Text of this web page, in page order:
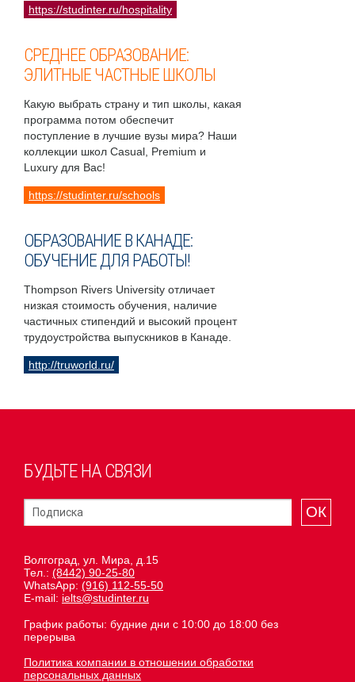
https://studinter.ru/hospitality
СРЕДНЕЕ ОБРАЗОВАНИЕ:
ЭЛИТНЫЕ ЧАСТНЫЕ ШКОЛЫ
Какую выбрать страну и тип школы, какая
программа потом обеспечит
поступление в лучшие вузы мира? Наши
коллекции школ Casual, Premium и
Luxury для Вас!
https://studinter.ru/schools
ОБРАЗОВАНИЕ В КАНАДЕ:
ОБУЧЕНИЕ ДЛЯ РАБОТЫ!
Thompson Rivers University отличает
низкая стоимость обучения, наличие
частичных стипендий и высокий процент
трудоустройства выпускников в Канаде.
http://truworld.ru/
БУДЬТЕ НА СВЯЗИ
ОК
Волгоград, ул. Мира, д.15
Тел.: (8442) 90-25-80
WhatsApp: (916) 112-55-50
E-mail: ielts@studinter.ru
График работы: будние дни с 10:00 до 18:00 без
перерыва
Политика компании в отношении обработки
персональных данных